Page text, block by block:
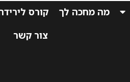
מה מחכה לך קורס
צור קשר